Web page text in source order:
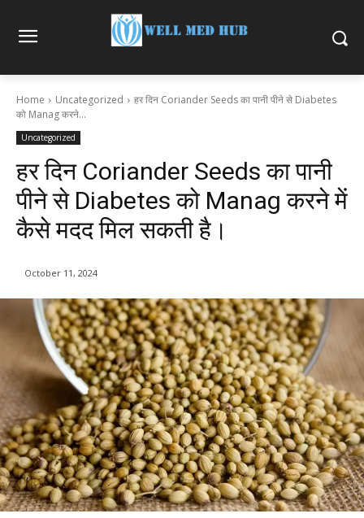
Home Uncategorized
हर दिन Coriander Seeds का पानी पीने से Diabetes
को Manag करने...
Uncategorized
हर दिन Coriander Seeds का पानी
पीने से Diabetes को Manag करने में
कैसे मदद मिल सकती है।
October 11, 2024